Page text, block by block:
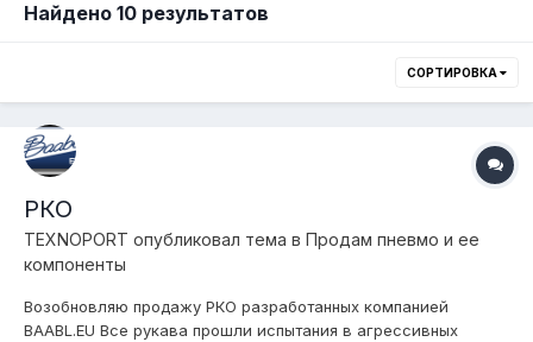
Найдено 10 результатов
СОРТИРОВКА
РКО
TEXNOPORT опубликовал тема в Продам пневмо и ее
компоненты
Возобновляю продажу РКО разработанных компанией
BAABL.EU Все рукава прошли испытания в агрессивных